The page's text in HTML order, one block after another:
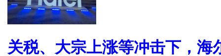
关税、大宗上涨等冲击下，海